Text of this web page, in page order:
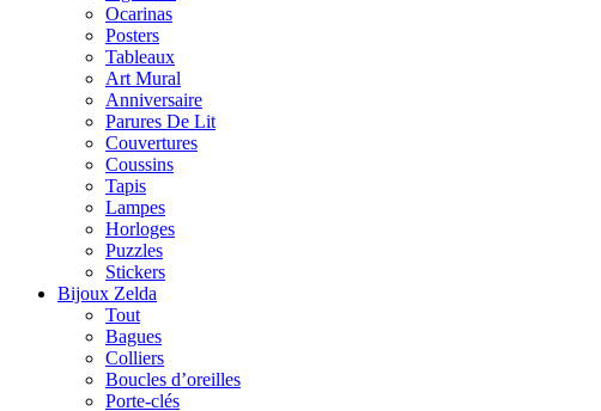
Ocarinas
Posters
Tableaux
Art Mural
Anniversaire
Parures De Lit
Couvertures
Coussins
Tapis
Lampes
Horloges
Puzzles
Stickers
Bijoux Zelda
Tout
Bagues
Colliers
Boucles d’oreilles
Porte-clés